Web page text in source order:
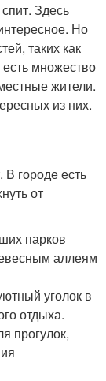
Здесь
Но
таких как
множество
жители.
из них.
городе есть
от
парков
аллеям
уголок в
отдыха.
прогулок,